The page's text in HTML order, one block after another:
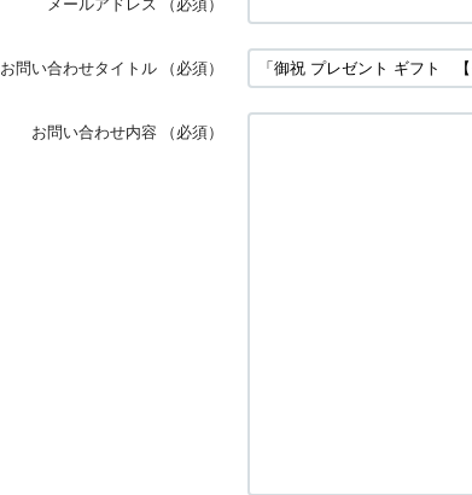
メールアドレス （必須）
お問い合わせタイトル （必須）
お問い合わせ内容 （必須）